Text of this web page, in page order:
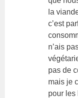
la
c’est
n’ais
pas de
mais je
pour les